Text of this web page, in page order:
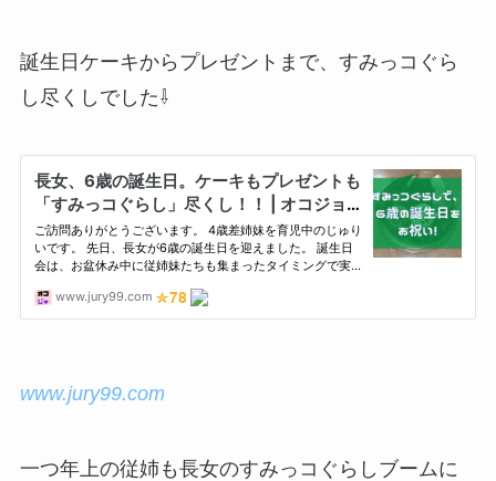
誕生日ケーキからプレゼントまで、すみっコぐら
し尽くしでした⇩
www.jury99.com
一つ年上の従姉も長女のすみっコぐらしブームに